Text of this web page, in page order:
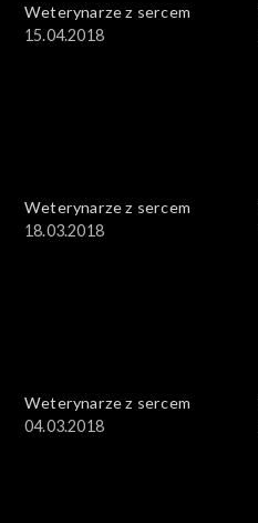
Weterynarze z sercem
15.04.2018
Weterynarze z sercem
18.03.2018
Weterynarze z sercem
04.03.2018